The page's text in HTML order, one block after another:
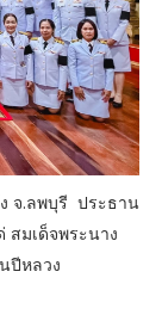
จ.ลพบุรี ประธาน
สมเด็จพระนาง
ปีหลวง